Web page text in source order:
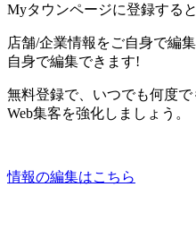
Myタウンページに登録すると
店舗/企業情報をご自身で編
自身で編集できます!
無料登録で、いつでも何度で
Web集客を強化しましょう。
情報の編集はこちら